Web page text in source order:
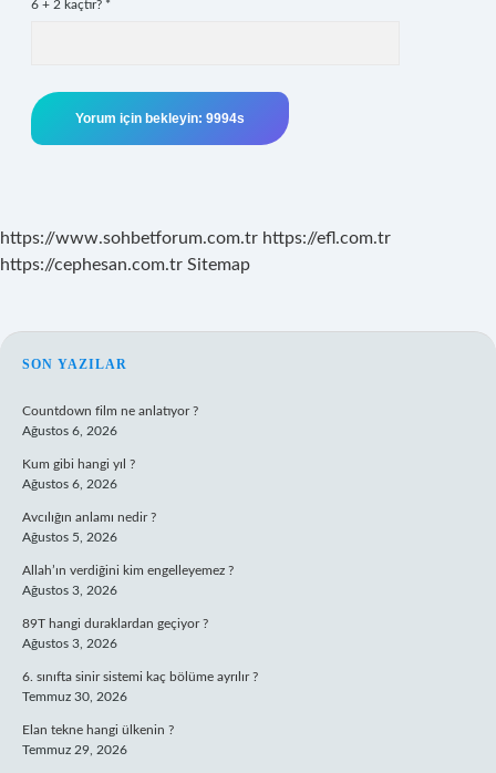
6 + 2 kaçtır? *
https://www.sohbetforum.com.tr https://efl.com.tr
https://cephesan.com.tr Sitemap
SIDEBAR
SON YAZILAR
Countdown film ne anlatıyor ?
Ağustos 6, 2026
Kum gibi hangi yıl ?
Ağustos 6, 2026
Avcılığın anlamı nedir ?
Ağustos 5, 2026
Allah’ın verdiğini kim engelleyemez ?
Ağustos 3, 2026
89T hangi duraklardan geçiyor ?
Ağustos 3, 2026
6. sınıfta sinir sistemi kaç bölüme ayrılır ?
Temmuz 30, 2026
Elan tekne hangi ülkenin ?
Temmuz 29, 2026